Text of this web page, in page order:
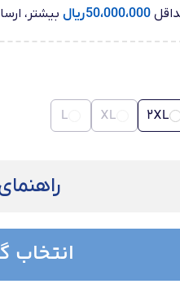
50،000،000ریال بیشتر،
2XL
XL
L
انتخاب